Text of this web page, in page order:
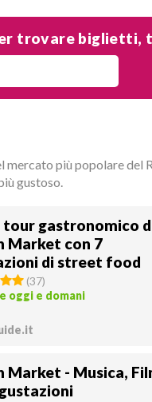
trovare
più popolare del
gustoso.
tour gastronomico
Market con 7
di street food
(37)
oggi e domani
Market - Musica,